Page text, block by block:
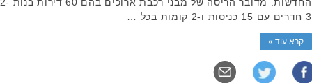
3 חדרים עם 15 כניסות ו-2 קומות בכל …
קרא עוד »